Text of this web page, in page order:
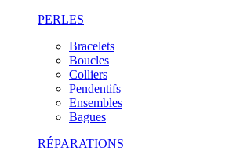
PERLES
Bracelets
Boucles
Colliers
Pendentifs
Ensembles
Bagues
RÉPARATIONS